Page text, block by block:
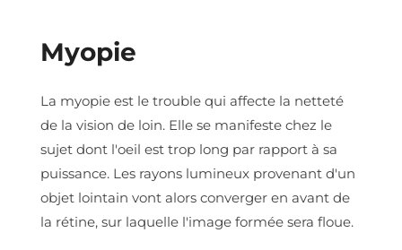
Myopie
La myopie est le trouble qui affecte la netteté
de la vision de loin. Elle se manifeste chez le
sujet dont l'oeil est trop long par rapport à sa
puissance. Les rayons lumineux provenant d'un
objet lointain vont alors converger en avant de
la rétine, sur laquelle l'image formée sera floue.